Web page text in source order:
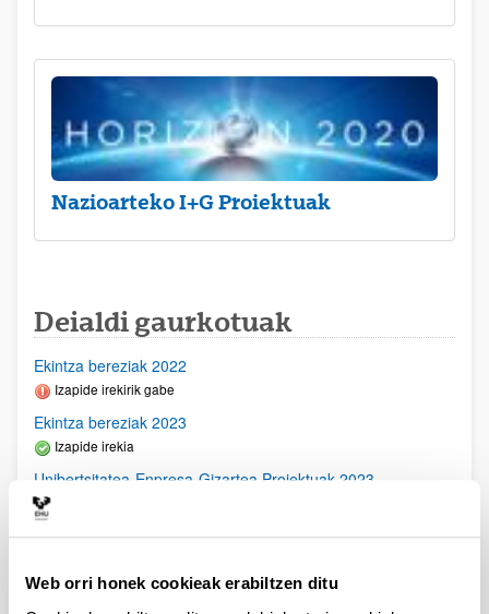
Web orri honek cookieak erabiltzen ditu
Nazioarteko I+G Proiektuak
Deialdi gaurkotuak
Ekintza bereziak 2022
Izapide irekirik gabe
Ekintza bereziak 2023
Izapide irekia
Unibertsitatea-Enpresa-Gizartea Proiektuak 2023
2023/11/16- Behin betiko ebazpena argitaratu egin da-
2023/09/22 Emandako eta ukatutako Behin Behineko
Ebazpena argitaratu egin da2023/07/14 Ebaluaziorako